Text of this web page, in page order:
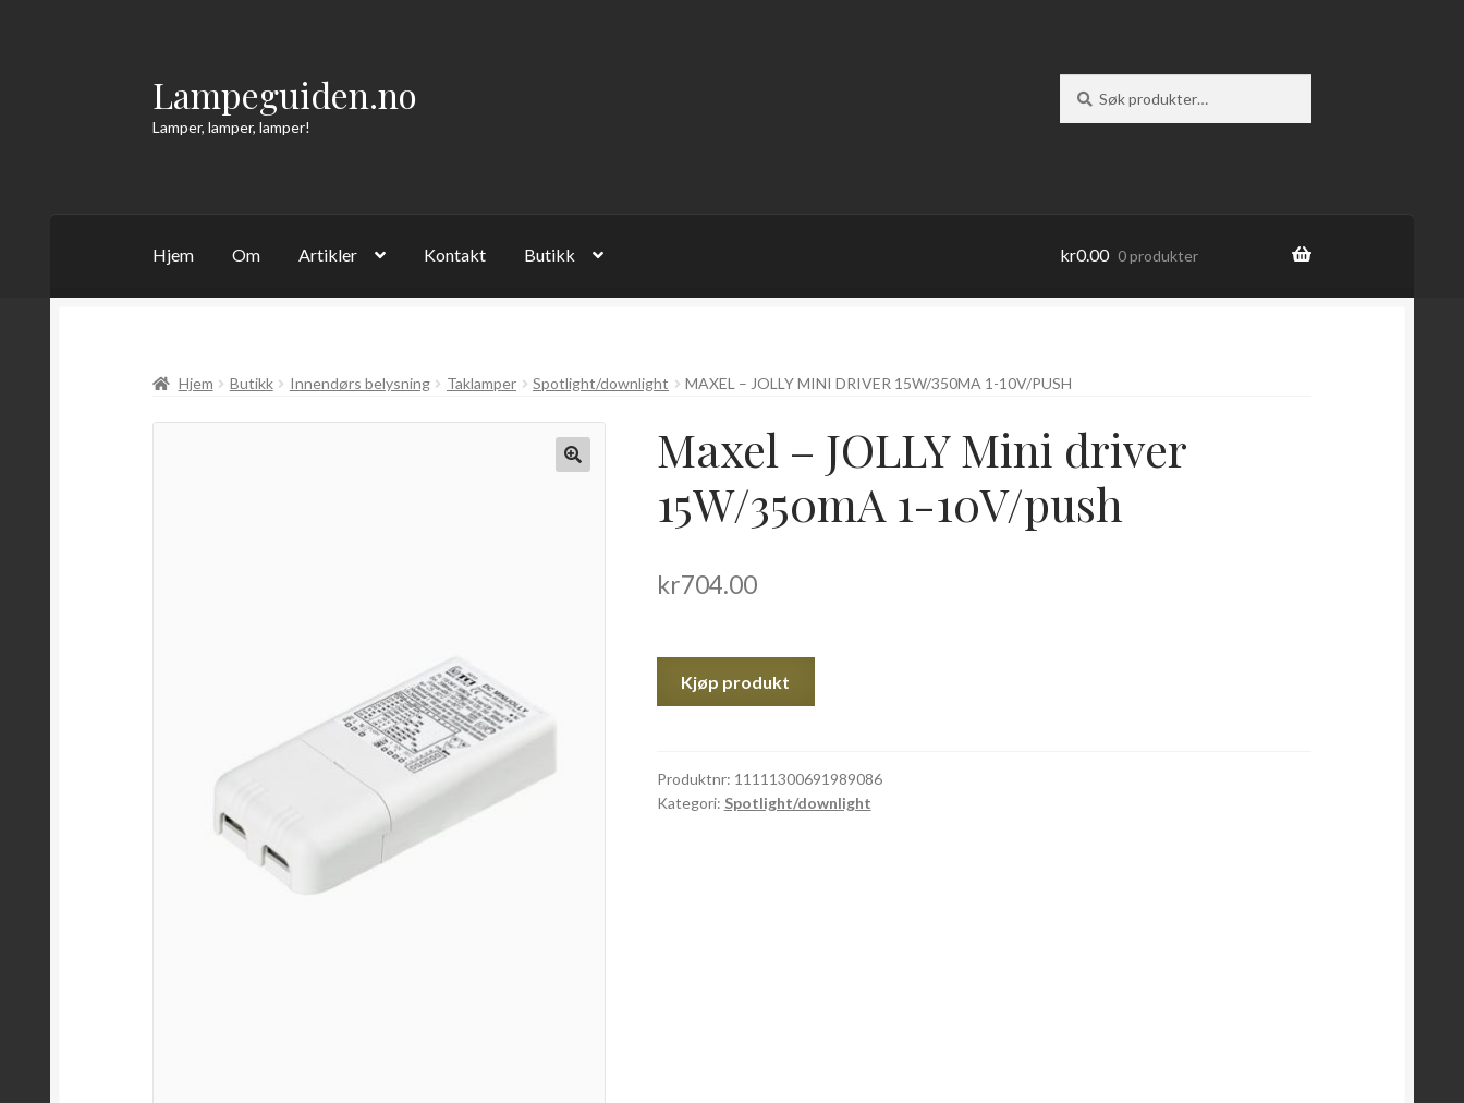
Hopp
til
navigasjon
Hopp
til
innhold
Lampeguiden.no
Lamper, lamper, lamper!
etter:
Hjem Om Artikler Kontakt Butikk kr0.00 0 produkter
Hjem Butikk Innendørs belysning Taklamper Spotlight/downlight MAXEL – JOLLY MINI DRIVER 15W/350MA 1-10V/PUSH
Maxel – JOLLY Mini driver
15W/350mA 1-10V/push
kr704.00
Kjøp produkt
Produktnr: 11111300691989086
Kategori: Spotlight/downlight